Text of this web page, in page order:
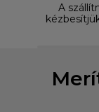
A